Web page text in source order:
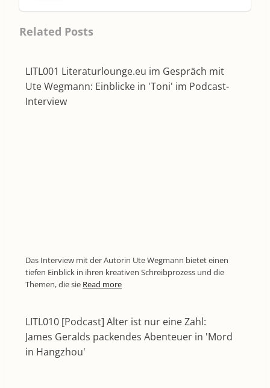
Related Posts
LITL001 Literaturlounge.eu im Gespräch mit
Ute Wegmann: Einblicke in 'Toni' im Podcast-
Interview
Das Interview mit der Autorin Ute Wegmann bietet einen
tiefen Einblick in ihren kreativen Schreibprozess und die
Themen, die sie Read more
LITL010 [Podcast] Alter ist nur eine Zahl:
James Geralds packendes Abenteuer in 'Mord
in Hangzhou'